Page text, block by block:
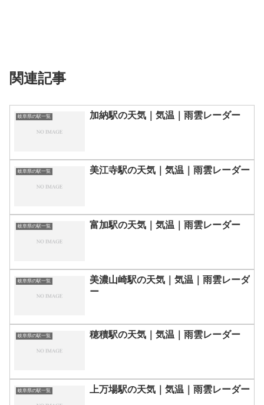
関連記事
岐阜県の駅一覧 加納駅の天気｜気温｜雨雲レーダー
岐阜県の駅一覧 美江寺駅の天気｜気温｜雨雲レーダー
岐阜県の駅一覧 富加駅の天気｜気温｜雨雲レーダー
岐阜県の駅一覧
美濃山崎駅の天気｜気温｜雨雲レーダ
ー
岐阜県の駅一覧 穂積駅の天気｜気温｜雨雲レーダー
岐阜県の駅一覧 上万場駅の天気｜気温｜雨雲レーダー